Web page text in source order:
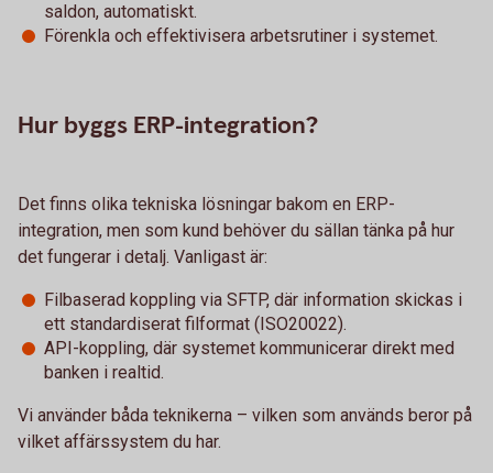
saldon, automatiskt.
Förenkla och effektivisera arbetsrutiner i systemet.
Hur byggs ERP-integration?
Det finns olika tekniska lösningar bakom en ERP-
integration, men som kund behöver du sällan tänka på hur
det fungerar i detalj. Vanligast är:
Filbaserad koppling via SFTP, där information skickas i
ett standardiserat filformat (ISO20022).
API-koppling, där systemet kommunicerar direkt med
banken i realtid.
Vi använder båda teknikerna – vilken som används beror på
vilket affärssystem du har.